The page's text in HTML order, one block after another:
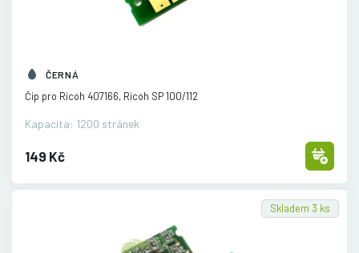
ČERNÁ
Čip pro Ricoh 407166, Ricoh SP 100/112
Kapacita: 1200 stránek
149 Kč
Skladem 3 ks